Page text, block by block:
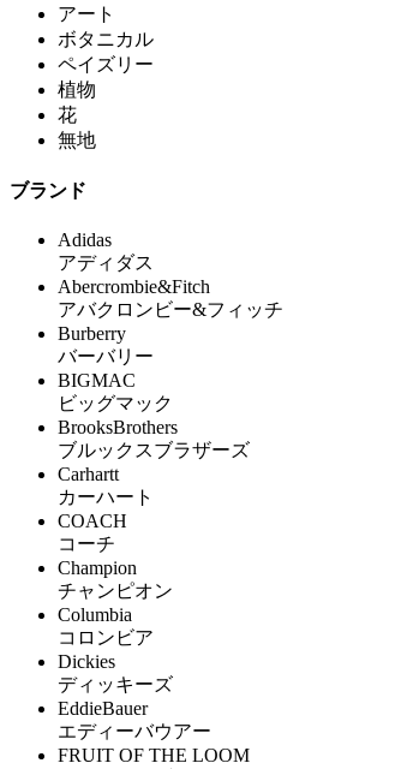
アート
ボタニカル
ペイズリー
植物
花
無地
ブランド
Adidas
アディダス
Abercrombie&Fitch
アバクロンビー&フィッチ
Burberry
バーバリー
BIGMAC
ビッグマック
BrooksBrothers
ブルックスブラザーズ
Carhartt
カーハート
COACH
コーチ
Champion
チャンピオン
Columbia
コロンビア
Dickies
ディッキーズ
EddieBauer
エディーバウアー
FRUIT OF THE LOOM